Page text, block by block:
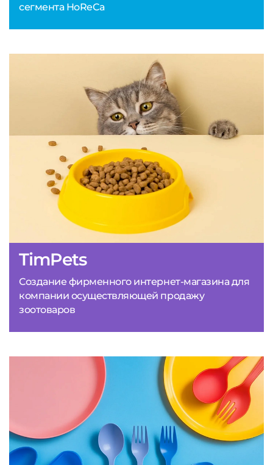
сегмента HoReCa
TimPets
Создание фирменного интернет-магазина для
компании осуществляющей продажу
зоотоваров